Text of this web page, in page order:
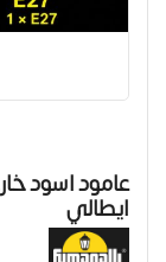
ايطالي
إلى
بداية
معرض
الصور